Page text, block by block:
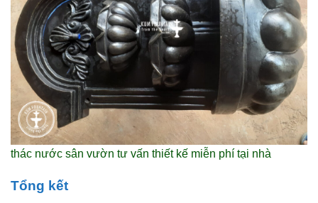
thác nước sân vườn tư vấn thiết kế miễn phí tại nhà
Tổng kết